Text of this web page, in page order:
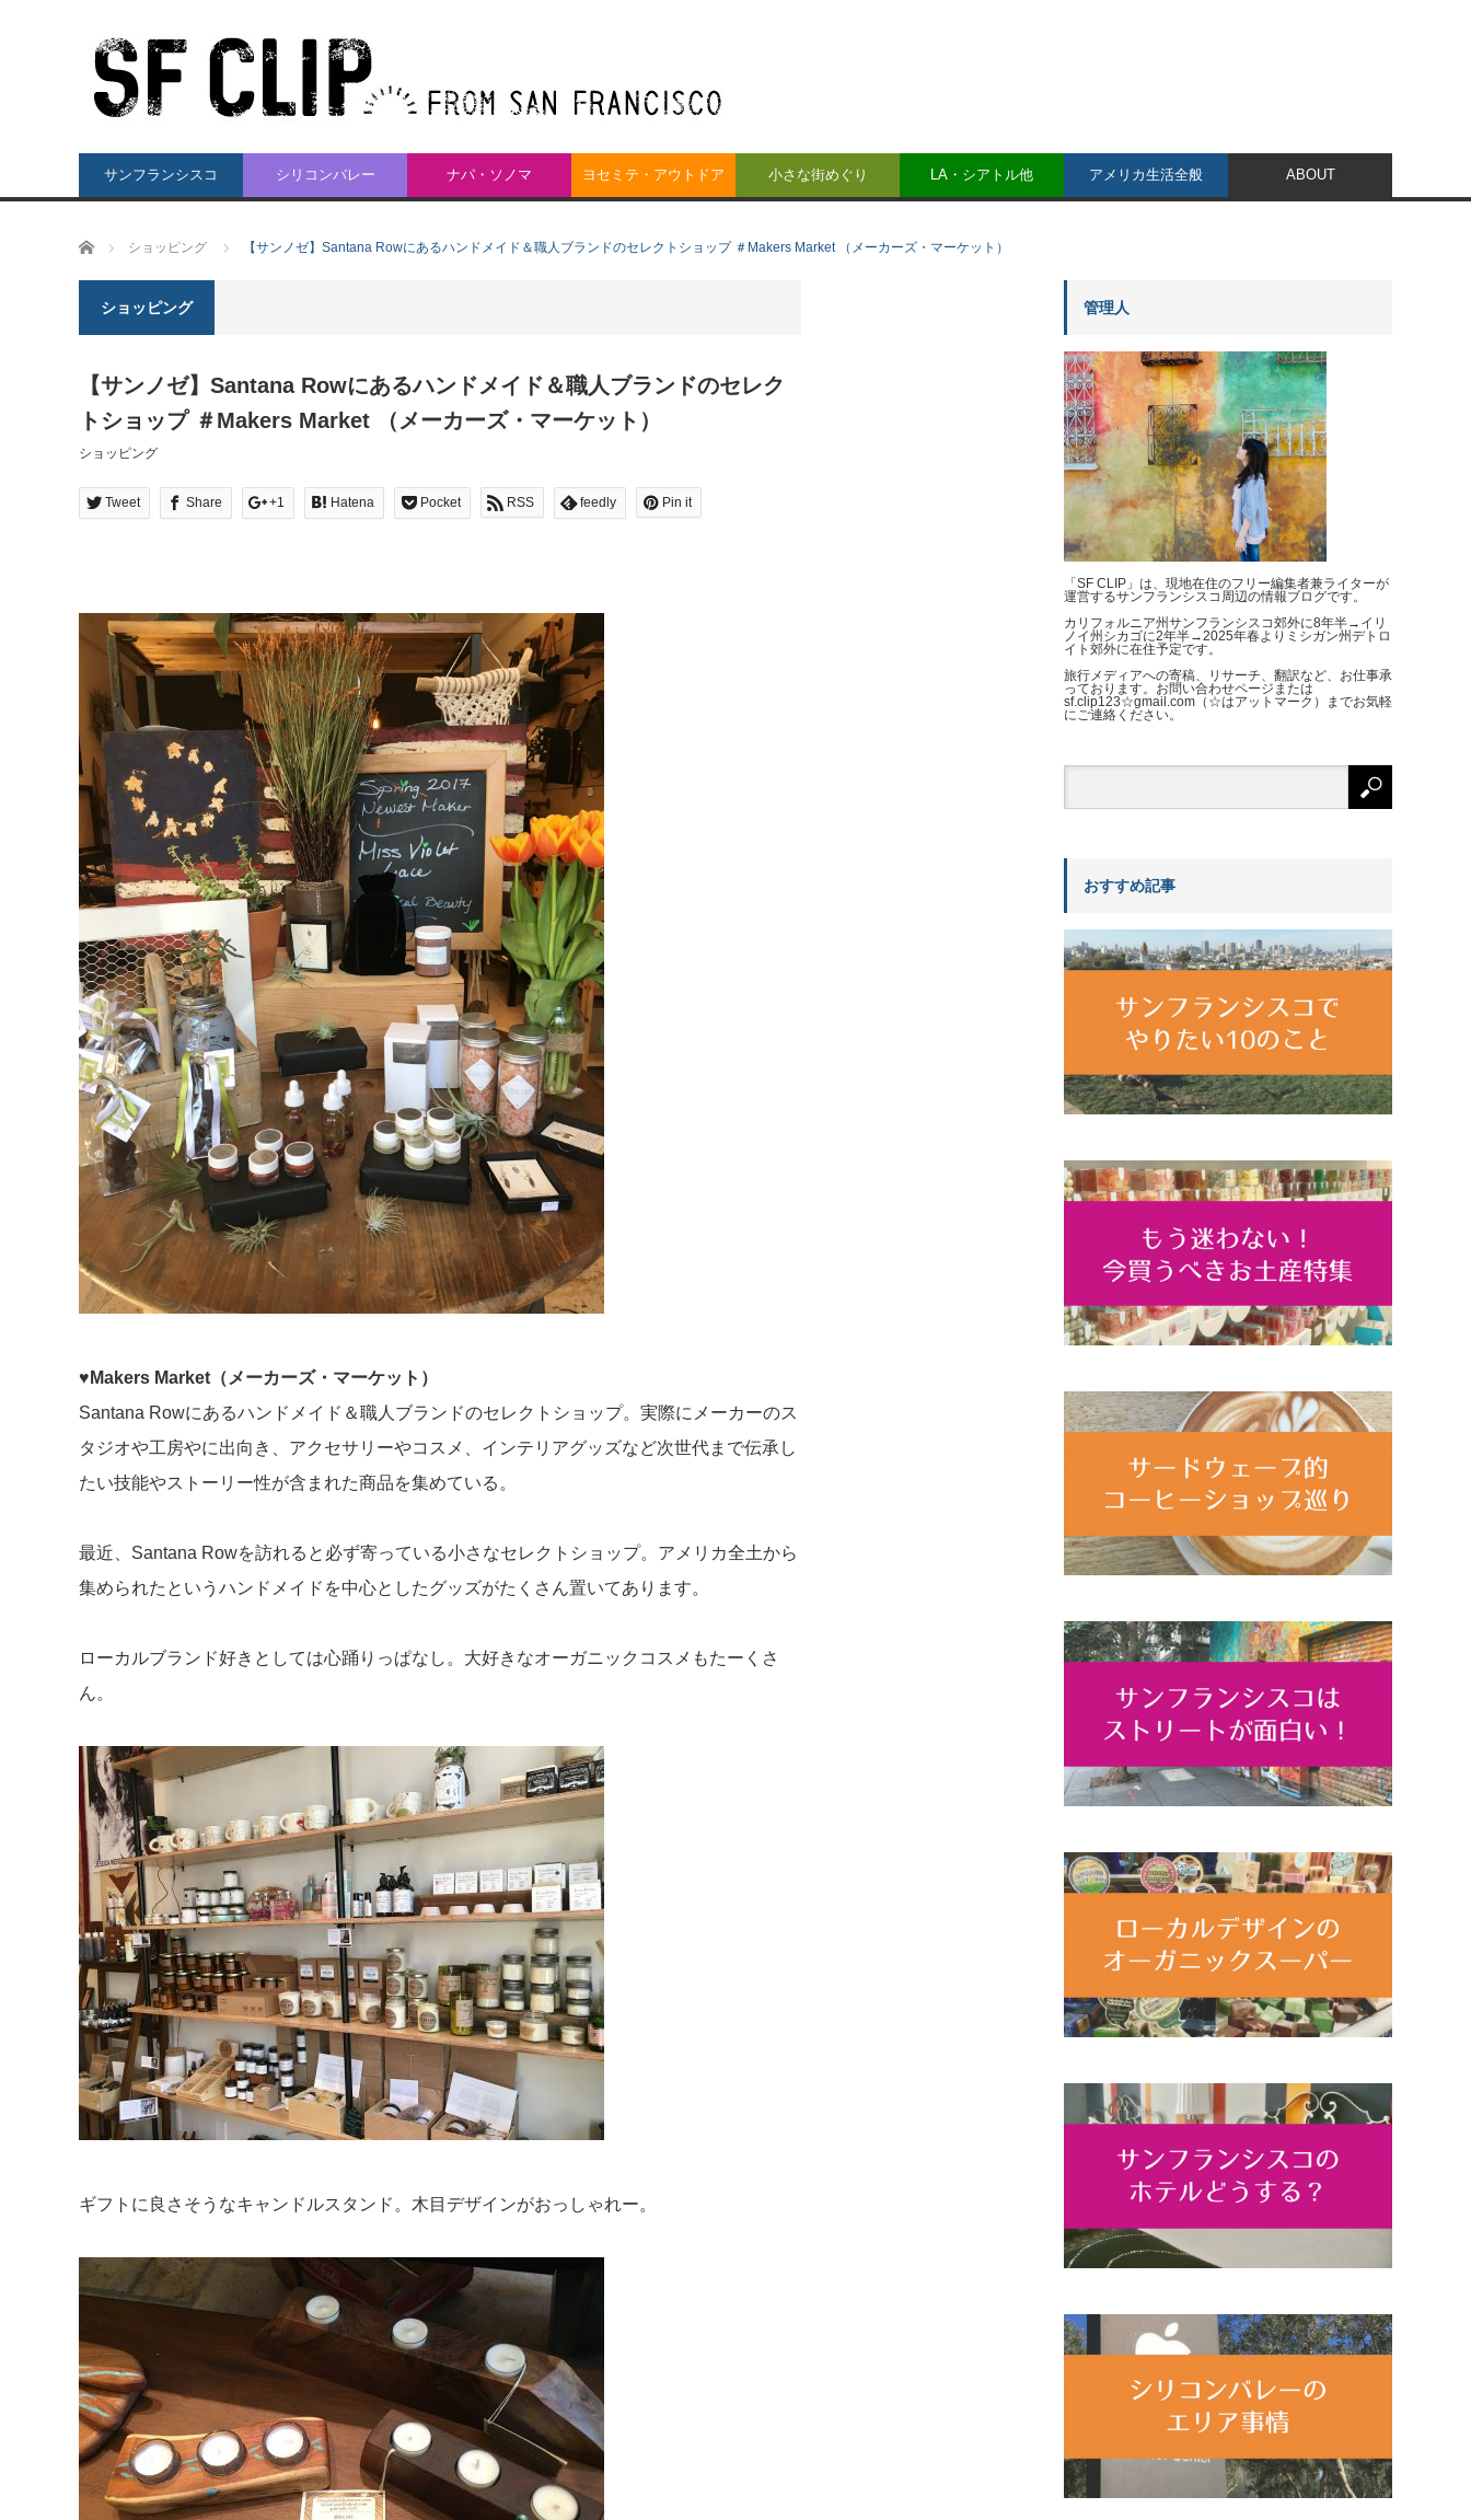
サンフランシスコ シリコンバレー ナパ・ソノマ ヨセミテ・アウトドア 小さな街めぐり LA・シアトル他 アメリカ生活全般 ABOUT
ホーム ショッピング 【サンノゼ】Santana Rowにあるハンドメイド＆職人ブランドのセレクトショップ ＃Makers Market （メーカーズ・マーケット）
ショッピング
【サンノゼ】Santana Rowにあるハンドメイド＆職人ブランドのセレク
トショップ ＃Makers Market （メーカーズ・マーケット）
ショッピング
Tweet Share +1 Hatena Pocket RSS feedly Pin it
♥Makers Market（メーカーズ・マーケット）
Santana Rowにあるハンドメイド＆職人ブランドのセレクトショップ。実際にメーカーのス
タジオや工房やに出向き、アクセサリーやコスメ、インテリアグッズなど次世代まで伝承し
たい技能やストーリー性が含まれた商品を集めている。
最近、Santana Rowを訪れると必ず寄っている小さなセレクトショップ。アメリカ全土から
集められたというハンドメイドを中心としたグッズがたくさん置いてあります。
ローカルブランド好きとしては心踊りっぱなし。大好きなオーガニックコスメもたーくさ
ん。
ギフトに良さそうなキャンドルスタンド。木目デザインがおっしゃれー。
管理人
「SF CLIP」は、現地在住のフリー編集者兼ライターが
運営するサンフランシスコ周辺の情報ブログです。
カリフォルニア州サンフランシスコ郊外に8年半→イリ
ノイ州シカゴに2年半→2025年春よりミシガン州デトロ
イト郊外に在住予定です。
旅行メディアへの寄稿、リサーチ、翻訳など、お仕事承
っております。お問い合わせページまたは
sf.clip123☆gmail.com（☆はアットマーク）までお気軽
にご連絡ください。
おすすめ記事